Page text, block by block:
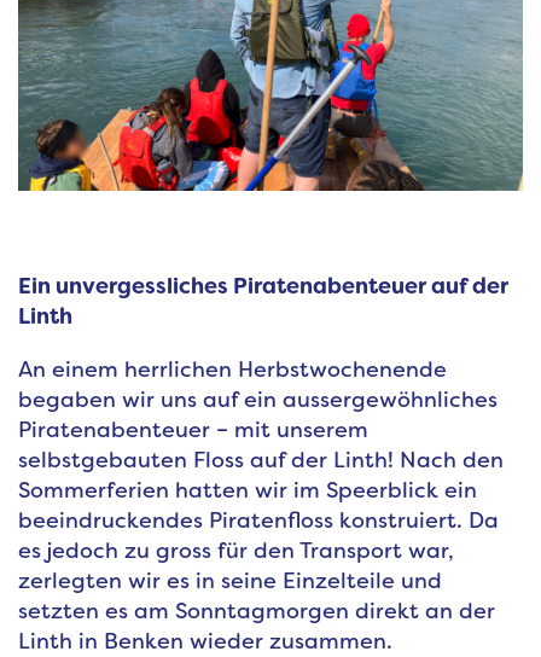
Ein unvergessliches Piratenabenteuer auf der
Linth
An einem herrlichen Herbstwochenende
begaben wir uns auf ein aussergewöhnliches
Piratenabenteuer – mit unserem
selbstgebauten Floss auf der Linth! Nach den
Sommerferien hatten wir im Speerblick ein
beeindruckendes Piratenfloss konstruiert. Da
es jedoch zu gross für den Transport war,
zerlegten wir es in seine Einzelteile und
setzten es am Sonntagmorgen direkt an der
Linth in Benken wieder zusammen.